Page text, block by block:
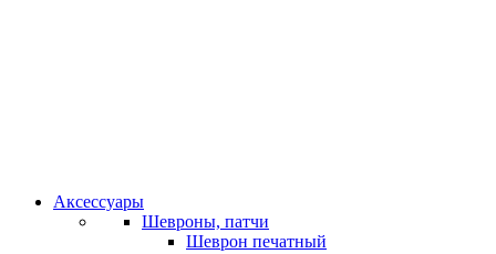
Аксессуары
Шевроны, патчи
Шеврон печатный